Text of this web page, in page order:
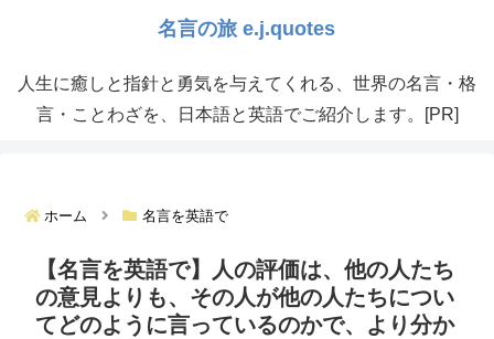
人生に癒しと指針と勇気を与えてくれる、世界の名言・格
言・ことわざを、日本語と英語でご紹介します。[PR]
ホーム 名言を英語で
【名言を英語で】人の評価は、他の人たち
の意見よりも、その人が他の人たちについ
てどのように言っているのかで、より分か